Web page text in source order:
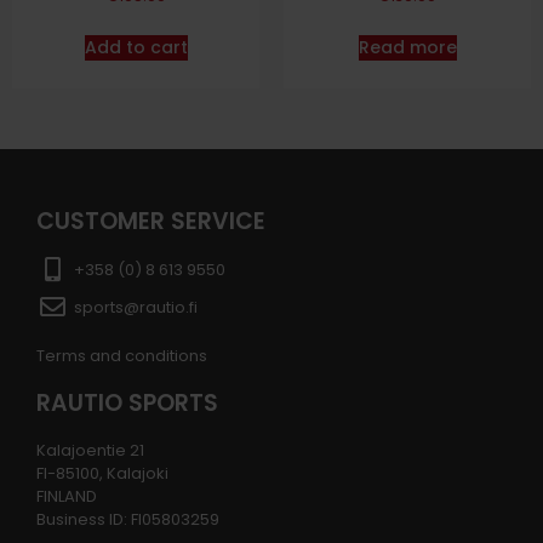
Add to cart Read more
CUSTOMER SERVICE
+358 (0) 8 613 9550
sports@rautio.fi
Terms and conditions
RAUTIO SPORTS
Kalajoentie 21
FI-85100, Kalajoki
FINLAND
Business ID: FI05803259